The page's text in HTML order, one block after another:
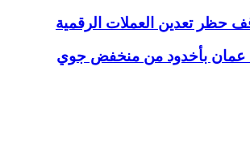
حظر تعدين العملات الرقمية
عمان بأخدود من منخفض جوي